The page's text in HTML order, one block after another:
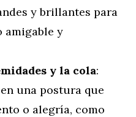
y brillantes para
amigable y
y la cola:
una postura que
o alegría, como